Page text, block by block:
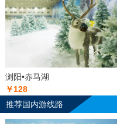
浏阳•赤马湖
￥128
推荐国内游线路